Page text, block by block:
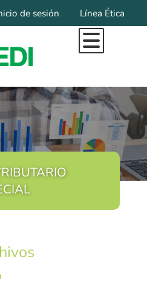
de sesión Línea Ética
Inicio
Todo Lo Que Somos
Marca Diocesana
Organigrama
Pilares Institucionales
Misional
Educación
Educación Inicial